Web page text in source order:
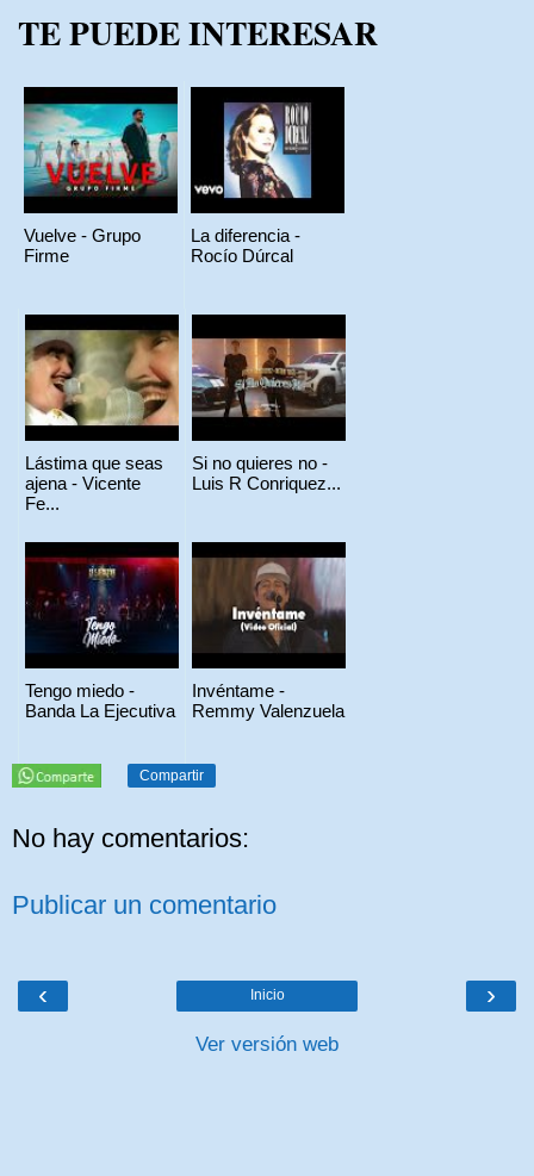
TE PUEDE INTERESAR
Vuelve - Grupo
Firme
La diferencia -
Rocío Dúrcal
Lástima que seas
ajena - Vicente
Fe...
Si no quieres no -
Luis R Conriquez...
Tengo miedo -
Banda La Ejecutiva
Invéntame -
Remmy Valenzuela
Compartir
No hay comentarios:
Publicar un comentario
‹ ›
Inicio
Ver versión web